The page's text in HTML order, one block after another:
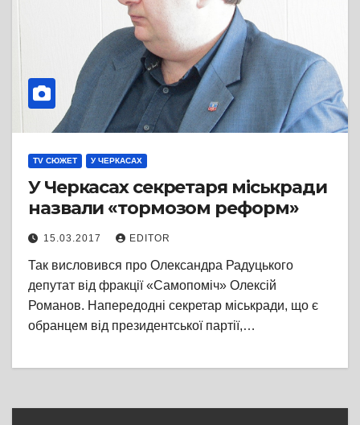
TV СЮЖЕТ У ЧЕРКАСАХ
У Черкасах секретаря міськради
назвали «тормозом реформ»
15.03.2017 EDITOR
Так висловився про Олександра Радуцького
депутат від фракції «Самопоміч» Олексій
Романов. Напередодні секретар міськради, що є
обранцем від президентської партії,…